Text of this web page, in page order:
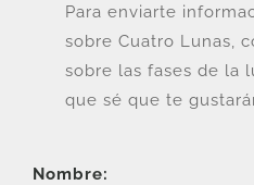
Para enviarte
sobre Cuatro Lunas,
sobre las fases de la
que sé que te
Nombre: